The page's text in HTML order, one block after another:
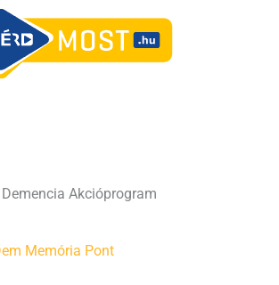
Akcióprogram
Memória Pont